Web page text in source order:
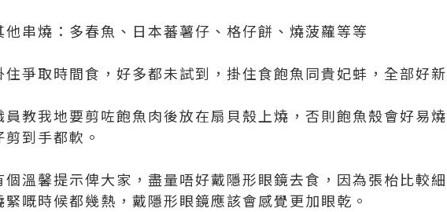
他串燒：多春魚、日本蕃薯仔、格仔餅、燒菠蘿等等
住爭取時間食，好多都未試到，掛住食飽魚同貴妃蚌，全部好
員教我地要剪咗飽魚肉後放在扇貝殼上燒，否則飽魚殼會好易
剪到手都軟。
個溫馨提示俾大家，盡量唔好戴隱形眼鏡去食，因為張枱比較
緊嘅時候都幾熱，戴隱形眼鏡應該會感覺更加眼乾。